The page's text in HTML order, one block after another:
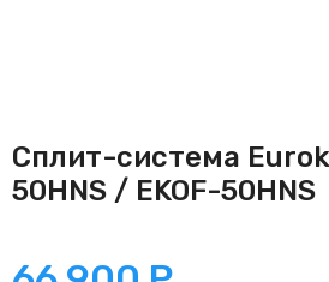
Сплит-система
50HNS / EKOF-50HNS